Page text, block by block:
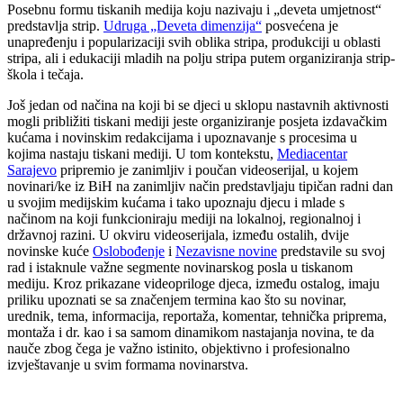
Posebnu formu tiskanih medija koju nazivaju i „deveta umjetnost“
predstavlja strip. Udruga „Deveta dimenzija“ posvećena je
unapređenju i popularizaciji svih oblika stripa, produkciji u oblasti
stripa, ali i edukaciji mladih na polju stripa putem organiziranja strip-
škola i tečaja.
Još jedan od načina na koji bi se djeci u sklopu nastavnih aktivnosti
mogli približiti tiskani mediji jeste organiziranje posjeta izdavačkim
kućama i novinskim redakcijama i upoznavanje s procesima u
kojima nastaju tiskani mediji. U tom kontekstu, Mediacentar
Sarajevo pripremio je zanimljiv i poučan videoserijal, u kojem
novinari/ke iz BiH na zanimljiv način predstavljaju tipičan radni dan
u svojim medijskim kućama i tako upoznaju djecu i mlade s
načinom na koji funkcioniraju mediji na lokalnoj, regionalnoj i
državnoj razini. U okviru videoserijala, između ostalih, dvije
novinske kuće Oslobođenje i Nezavisne novine predstavile su svoj
rad i istaknule važne segmente novinarskog posla u tiskanom
mediju. Kroz prikazane videopriloge djeca, između ostalog, imaju
priliku upoznati se sa značenjem termina kao što su novinar,
urednik, tema, informacija, reportaža, komentar, tehnička priprema,
montaža i dr. kao i sa samom dinamikom nastajanja novina, te da
nauče zbog čega je važno istinito, objektivno i profesionalno
izvještavanje u svim formama novinarstva.